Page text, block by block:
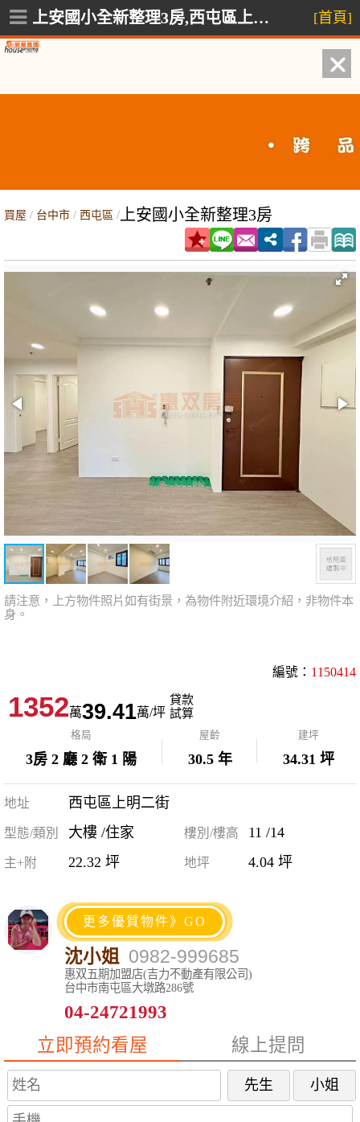
買屋 / 台中市 / 西屯區 / 上安國小全新整理3房
請注意，上方物件照片如有街景，為物件附近環境介紹，非物件本
身。
編號： 1150414
1352萬39.41萬/坪
貸款
試算
格局
3房 2 廳 2 衛 1 陽
屋齡
30.5 年
建坪
34.31 坪
地址 西屯區上明二街
型態/類別 大樓 /住家 樓別/樓高 11 /14
主+附 22.32 坪 地坪 4.04 坪
更多優質物件》GO
沈小姐 0982-999685
惠双五期加盟店(吉力不動產有限公司)
台中市南屯區大墩路286號
04-24721993
立即預約看屋
線上提問
先生 小姐
上安國小全新整理3房,西屯區上明二街 [首頁]